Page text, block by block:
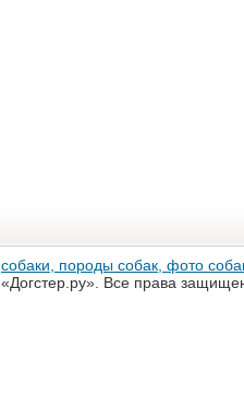
собаки, породы собак, фото
«Догстер.ру». Все права